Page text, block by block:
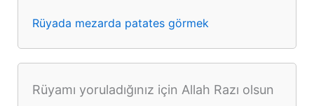
Rüyada mezarda patates görmek
Rüyamı yoruladığınız için Allah Razı olsun